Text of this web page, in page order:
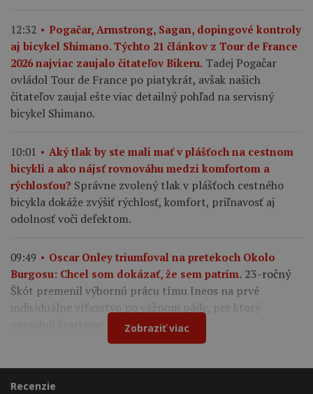
12:32
Pogačar, Armstrong, Sagan, dopingové kontroly
aj bicykel Shimano. Týchto 21 článkov z Tour de France
2026 najviac zaujalo čitateľov Bikeru. Tadej Pogačar
ovládol Tour de France po piatykrát, avšak našich
čitateľov zaujal ešte viac detailný pohľad na servisný
bicykel Shimano.
10:01
Aký tlak by ste mali mať v plášťoch na cestnom
bicykli a ako nájsť rovnováhu medzi komfortom a
rýchlosťou? Správne zvolený tlak v plášťoch cestného
bicykla dokáže zvýšiť rýchlosť, komfort, priľnavosť aj
odolnosť voči defektom.
09:49
Oscar Onley triumfoval na pretekoch Okolo
Burgosu: Chcel som dokázať, že sem patrím. 23-ročný
Škót premenil výbornú prácu tímu Ineos na prvé
individuálne víťazstvo po vážnom páde, pre ktorý
nemohol štartovať na Tour de France.
Zobraziť viac
Recenzie